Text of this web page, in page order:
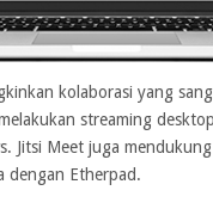
kolaborasi yang
streaming
Jitsi Meet juga
dengan Etherpad.